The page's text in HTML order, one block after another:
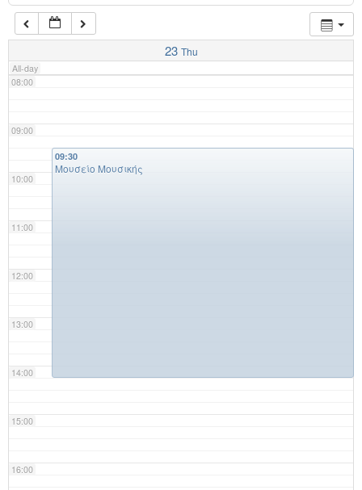
23 Thu
All-day
07:00
08:00
09:00
10:00
11:00
12:00
13:00
14:00
15:00
16:00
09:30
Μουσείο Μουσικής